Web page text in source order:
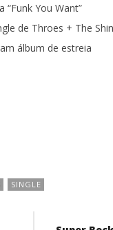
“Funk You Want”
de Throes + The
álbum de estreia
SINGLE